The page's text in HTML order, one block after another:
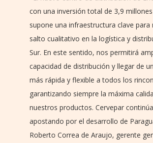
con una inversión total de 3,9
supone una infraestructura clave para
salto cualitativo en la logística y
Sur. En este sentido, nos permitirá
capacidad de distribución y llegar de
más rápida y flexible a todos los
garantizando siempre la máxima
nuestros productos. Cervepar
apostando por el desarrollo de
Roberto Correa de Araujo, gerente